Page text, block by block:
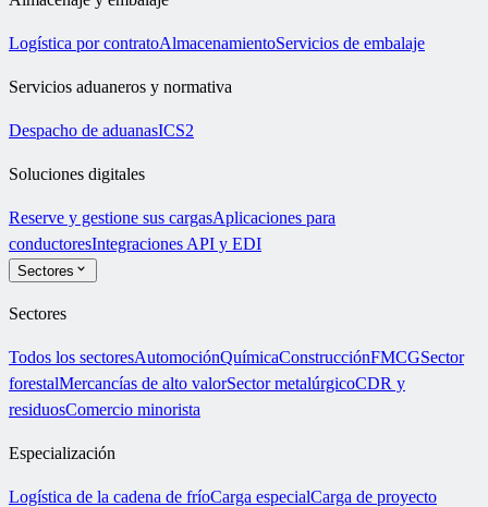
Logística por contratoAlmacenamientoServicios de embalaje
Servicios aduaneros y normativa
Despacho de aduanasICS2
Soluciones digitales
Reserve y gestione sus cargasAplicaciones para
conductoresIntegraciones API y EDI
Sectores
Sectores
Todos los sectoresAutomociónQuímicaConstrucciónFMCGSector
forestalMercancías de alto valorSector metalúrgicoCDR y
residuosComercio minorista
Especialización
Logística de la cadena de fríoCarga especialCarga de proyecto